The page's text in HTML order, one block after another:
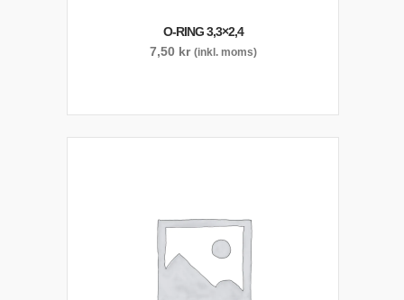
O-RING 3,3×2,4
7,50 kr (inkl. moms)